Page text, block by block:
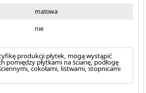
matowa
nie
produkcji płytek, mogą wystąpić
pomiędzy płytkami na ścianę, podłogę
cokołami, listwami, stopnicami